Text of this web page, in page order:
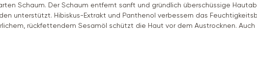
Schaum. Der Schaum entfernt sanft und gründlich überschüssige
unterstützt. Hibiskus-Extrakt und Panthenol verbessern das
rückfettendem Sesamöl schützt die Haut vor dem Austrocknen.